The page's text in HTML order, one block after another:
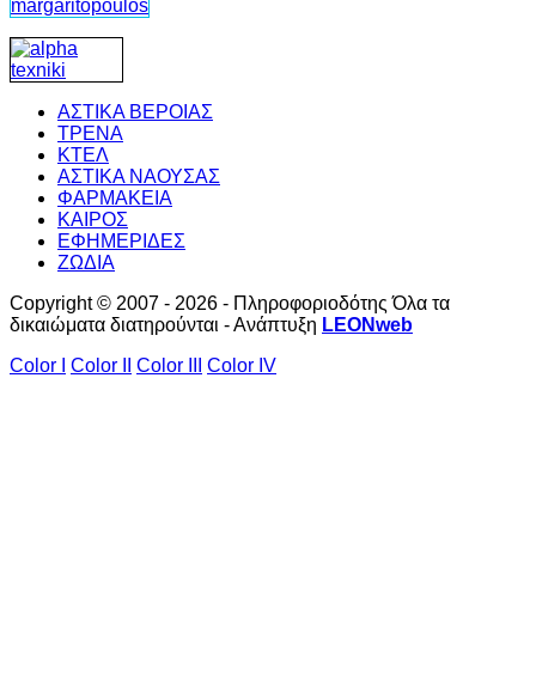
ΑΣΤΙΚΑ ΒΕΡΟΙΑΣ
ΤΡΕΝΑ
ΚΤΕΛ
ΑΣΤΙΚΑ ΝΑΟΥΣΑΣ
ΦΑΡΜΑΚΕΙΑ
ΚΑΙΡΟΣ
ΕΦΗΜΕΡΙΔΕΣ
ΖΩΔΙΑ
Copyright © 2007 - 2026 - Πληροφοριοδότης Όλα τα
δικαιώματα διατηρούνται - Ανάπτυξη LEONweb
Color I
Color II Color III Color IV